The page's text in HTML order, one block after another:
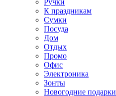
Ручки
К праздникам
Сумки
Посуда
Дом
Отдых
Промо
Офис
Электроника
Зонты
Новогодние подарки